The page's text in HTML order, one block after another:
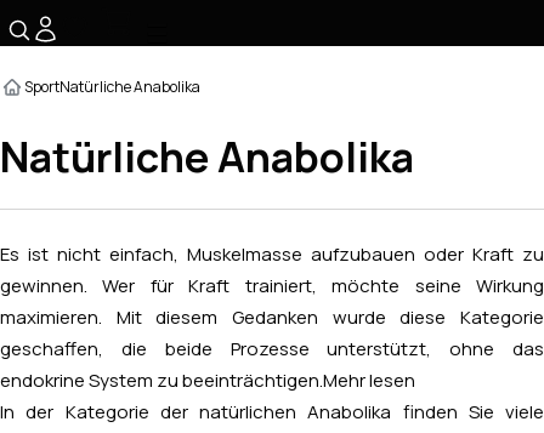
SportNatürliche Anabolika
Natürliche Anabolika
Es ist nicht einfach, Muskelmasse aufzubauen oder Kraft zu
gewinnen. Wer für Kraft trainiert, möchte seine Wirkung
maximieren. Mit diesem Gedanken wurde diese Kategorie
geschaffen, die beide Prozesse unterstützt, ohne das
endokrine System zu beeinträchtigen. Mehr lesen
In der Kategorie der natürlichen Anabolika finden Sie viele